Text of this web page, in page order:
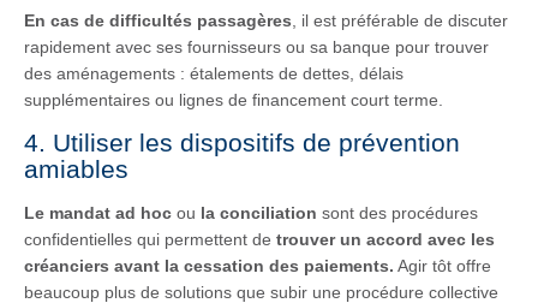
En cas de difficultés passagères , il est préférable de discuter
rapidement avec ses fournisseurs ou sa banque pour trouver
des aménagements : étalements de dettes, délais
supplémentaires ou lignes de financement court terme.
4. Utiliser les dispositifs de prévention
amiables
Le mandat ad hoc ou la conciliation sont des procédures
confidentielles qui permettent de trouver un accord avec les
créanciers avant la cessation des paiements. Agir tôt offre
beaucoup plus de solutions que subir une procédure collective